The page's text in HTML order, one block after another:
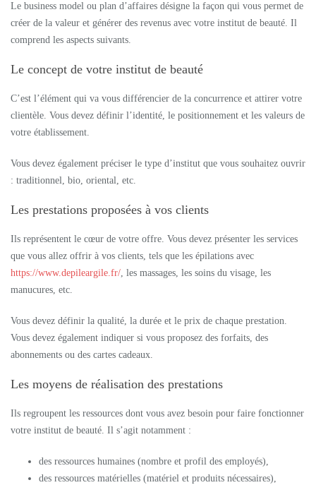
Le business model ou plan d’affaires désigne la façon qui vous permet de
créer de la valeur et générer des revenus avec votre institut de beauté. Il
comprend les aspects suivants.
Le concept de votre institut de beauté
C’est l’élément qui va vous différencier de la concurrence et attirer votre
clientèle. Vous devez définir l’identité, le positionnement et les valeurs de
votre établissement.
Vous devez également préciser le type d’institut que vous souhaitez ouvrir
: traditionnel, bio, oriental, etc.
Les prestations proposées à vos clients
Ils représentent le cœur de votre offre. Vous devez présenter les services
que vous allez offrir à vos clients, tels que les épilations avec
https://www.depileargile.fr/, les massages, les soins du visage, les
manucures, etc.
Vous devez définir la qualité, la durée et le prix de chaque prestation.
Vous devez également indiquer si vous proposez des forfaits, des
abonnements ou des cartes cadeaux.
Les moyens de réalisation des prestations
Ils regroupent les ressources dont vous avez besoin pour faire fonctionner
votre institut de beauté. Il s’agit notamment :
des ressources humaines (nombre et profil des employés),
des ressources matérielles (matériel et produits nécessaires),